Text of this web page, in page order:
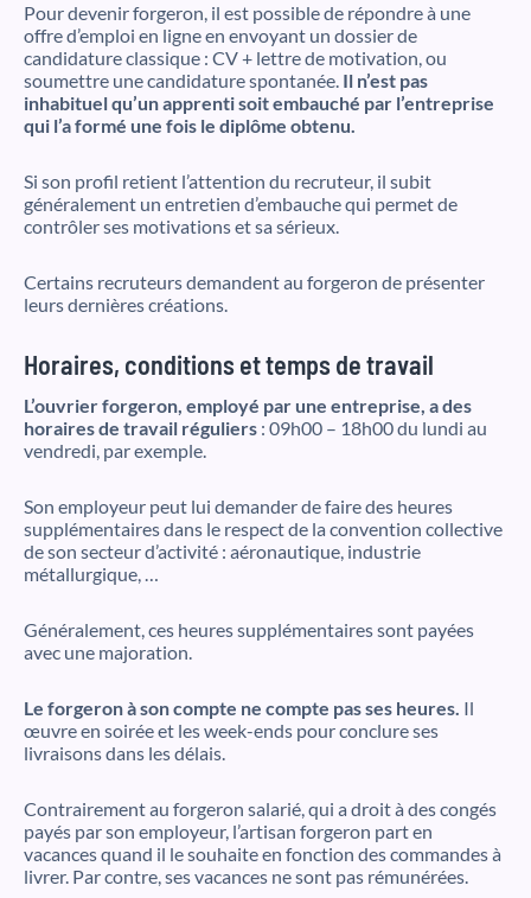
Pour devenir forgeron, il est possible de répondre à une
offre d’emploi en ligne en envoyant un dossier de
candidature classique : CV + lettre de motivation, ou
soumettre une candidature spontanée. Il n’est pas
inhabituel qu’un apprenti soit embauché par l’entreprise
qui l’a formé une fois le diplôme obtenu.
Si son profil retient l’attention du recruteur, il subit
généralement un entretien d’embauche qui permet de
contrôler ses motivations et sa sérieux.
Certains recruteurs demandent au forgeron de présenter
leurs dernières créations.
Horaires, conditions et temps de travail
L’ouvrier forgeron, employé par une entreprise, a des
horaires de travail réguliers : 09h00 – 18h00 du lundi au
vendredi, par exemple.
Son employeur peut lui demander de faire des heures
supplémentaires dans le respect de la convention collective
de son secteur d’activité : aéronautique, industrie
métallurgique, …
Généralement, ces heures supplémentaires sont payées
avec une majoration.
Le forgeron à son compte ne compte pas ses heures. Il
œuvre en soirée et les week-ends pour conclure ses
livraisons dans les délais.
Contrairement au forgeron salarié, qui a droit à des congés
payés par son employeur, l’artisan forgeron part en
vacances quand il le souhaite en fonction des commandes à
livrer. Par contre, ses vacances ne sont pas rémunérées.